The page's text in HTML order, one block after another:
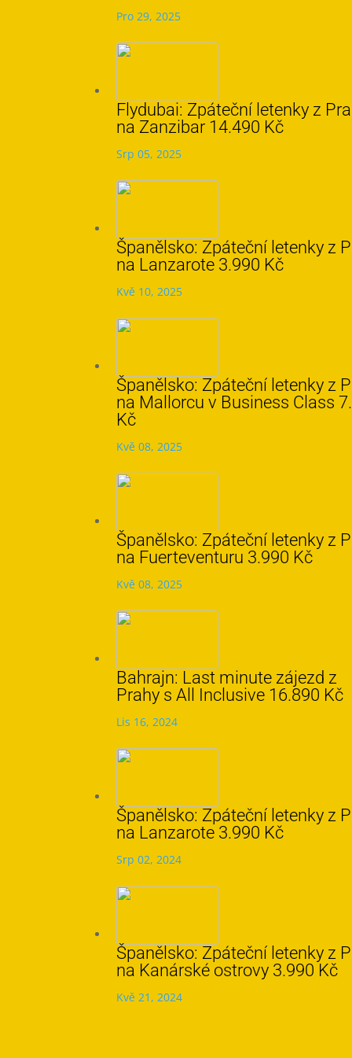
Pro 29, 2025
Flydubai: Zpáteční letenky z
na Zanzibar 14.490 Kč
Srp 05, 2025
Španělsko: Zpáteční letenky z
na Lanzarote 3.990 Kč
Kvě 10, 2025
Španělsko: Zpáteční letenky z
na Mallorcu v Business Class
Kč
Kvě 08, 2025
Španělsko: Zpáteční letenky z
na Fuerteventuru 3.990 Kč
Kvě 08, 2025
Bahrajn: Last minute zájezd z
Prahy s All Inclusive 16.890 Kč
Lis 16, 2024
Španělsko: Zpáteční letenky z
na Lanzarote 3.990 Kč
Srp 02, 2024
Španělsko: Zpáteční letenky z
na Kanárské ostrovy 3.990 Kč
Kvě 21, 2024